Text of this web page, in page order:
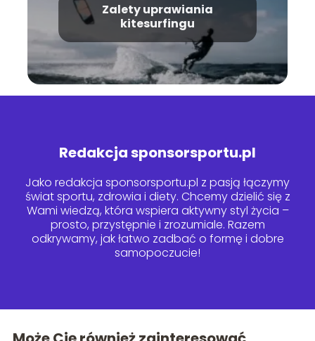
Zalety uprawiania
kitesurfingu
Redakcja sponsorsportu.pl
Jako redakcja sponsorsportu.pl z pasją łączymy
świat sportu, zdrowia i diety. Chcemy dzielić się z
Wami wiedzą, która wspiera aktywny styl życia –
prosto, przystępnie i zrozumiale. Razem
odkrywamy, jak łatwo zadbać o formę i dobre
samopoczucie!